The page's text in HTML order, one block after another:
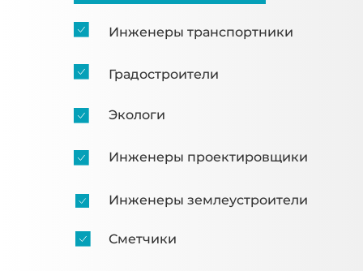
Инженеры транспортники
Градостроители
Экологи
Инженеры проектировщики
Инженеры землеустроители
Сметчики